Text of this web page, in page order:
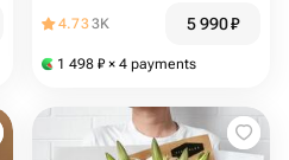
4.733K 5 990₽
1 498 ₽ × 4 payments